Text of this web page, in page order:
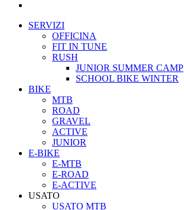
SERVIZI
OFFICINA
FIT IN TUNE
RUSH
JUNIOR SUMMER CAMP
SCHOOL BIKE WINTER
BIKE
MTB
ROAD
GRAVEL
ACTIVE
JUNIOR
E-BIKE
E-MTB
E-ROAD
E-ACTIVE
USATO
USATO MTB